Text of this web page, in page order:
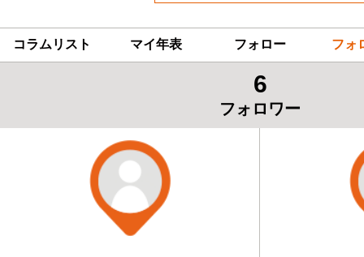
コラムリスト マイ年表 フォロー フォ
6
フォロワー